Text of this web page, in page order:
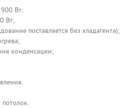
Вт;
Вт;
поставляется без хладагента);
конденсации;